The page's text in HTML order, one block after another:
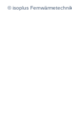
© isoplus Fernwärmetechnik